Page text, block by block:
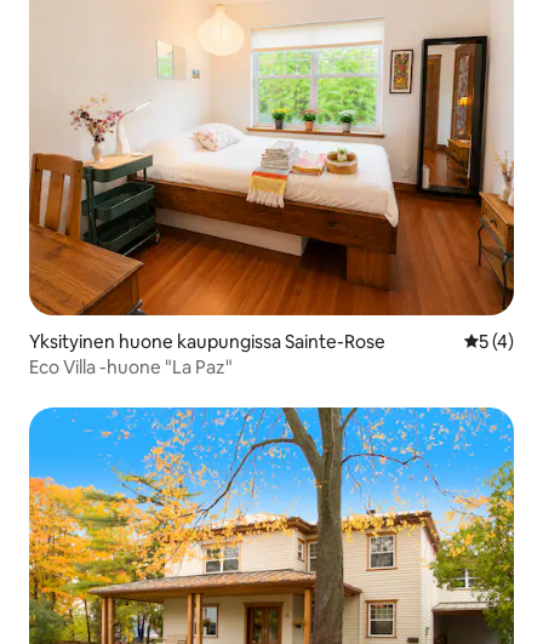
Yksityinen huone kaupungissa Sainte-Rose
5 (4)
Eco Villa -huone "La Paz"